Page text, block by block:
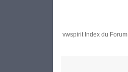
vwspirit Index du Forum